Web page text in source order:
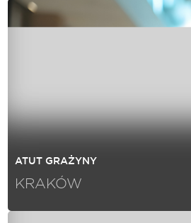
ATUT GRAŻYNY
KRAKÓW